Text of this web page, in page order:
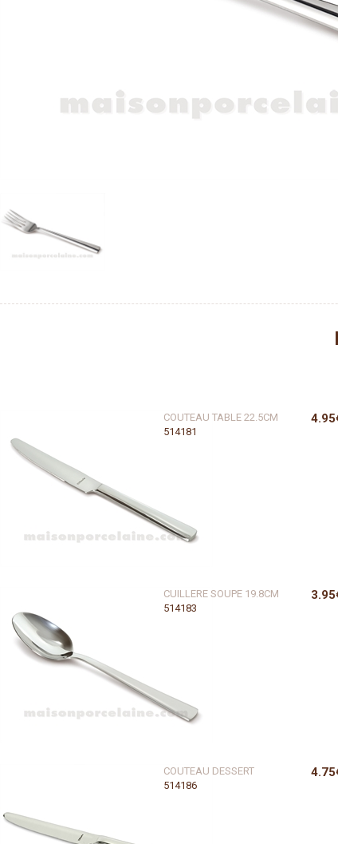
COUTEAU TABLE 22.5CM
514181
CUILLERE SOUPE 19.8CM
514183
COUTEAU DESSERT
514186